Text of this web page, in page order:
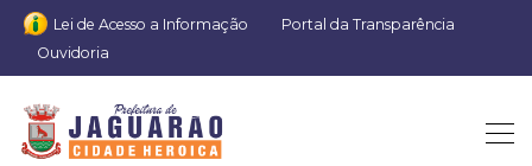
Lei de Acesso a Informação
Portal da Transparência
Ouvidoria